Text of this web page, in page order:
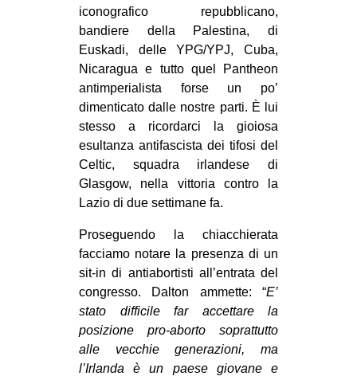
iconografico repubblicano,
bandiere della Palestina, di
Euskadi, delle YPG/YPJ, Cuba,
Nicaragua e tutto quel Pantheon
antimperialista forse un po’
dimenticato dalle nostre parti. È lui
stesso a ricordarci la gioiosa
esultanza antifascista dei tifosi del
Celtic, squadra irlandese di
Glasgow, nella vittoria contro la
Lazio di due settimane fa.
Proseguendo la chiacchierata
facciamo notare la presenza di un
sit-in di antiabortisti all’entrata del
congresso. Dalton ammette: “E’
stato difficile far accettare la
posizione pro-aborto soprattutto
alle vecchie generazioni, ma
l’Irlanda è un paese giovane e